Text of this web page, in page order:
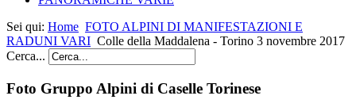
Sei qui: Home FOTO ALPINI DI MANIFESTAZIONI E
RADUNI VARI Colle della Maddalena - Torino 3 novembre 2017
Cerca...
Foto Gruppo Alpini di Caselle Torinese